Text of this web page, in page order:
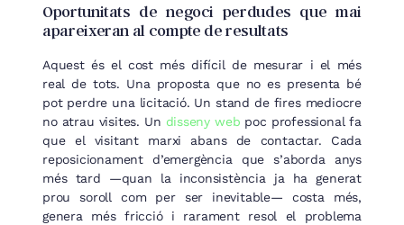
Oportunitats de negoci perdudes que mai
apareixeran al compte de resultats
Aquest és el cost més difícil de mesurar i el més
real de tots. Una proposta que no es presenta bé
pot perdre una licitació. Un stand de fires mediocre
no atrau visites. Un disseny web poc professional fa
que el visitant marxi abans de contactar. Cada
reposicionament d’emergència que s’aborda anys
més tard —quan la inconsistència ja ha generat
prou soroll com per ser inevitable— costa més,
genera més fricció i rarament resol el problema